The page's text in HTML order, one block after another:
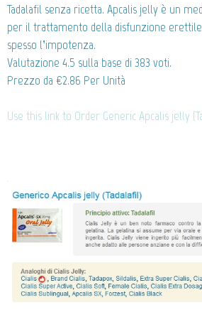
Tadalafil senza ricetta. Apcalis jelly è un
per il trattamento della disfunzione
spesso l’impotenza.
Valutazione 4.5 sulla base di 383 voti.
Prezzo da €2.86 Per Unità
Use this link to Order Generic Apcalis jelly